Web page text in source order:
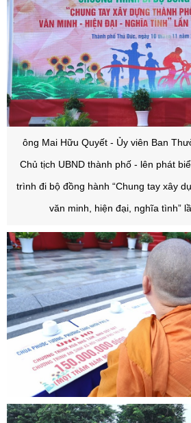
ông Mai Hữu Quyết - Ủy viên Ban
Chủ tịch UBND thành phố - lên phát
trình đi bộ đồng hành “Chung tay xây
văn minh, hiện đại, nghĩa tình”